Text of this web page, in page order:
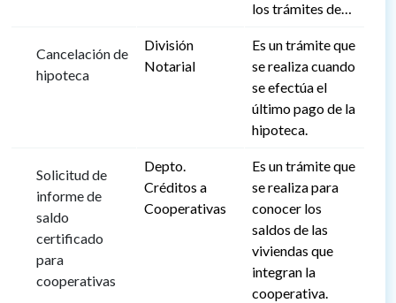
los trámites de…
Cancelación de
hipoteca
División
Notarial
Es un trámite que
se realiza cuando
se efectúa el
último pago de la
hipoteca.
Solicitud de
informe de
saldo
certificado
para
cooperativas
Depto.
Créditos a
Cooperativas
Es un trámite que
se realiza para
conocer los
saldos de las
viviendas que
integran la
cooperativa.